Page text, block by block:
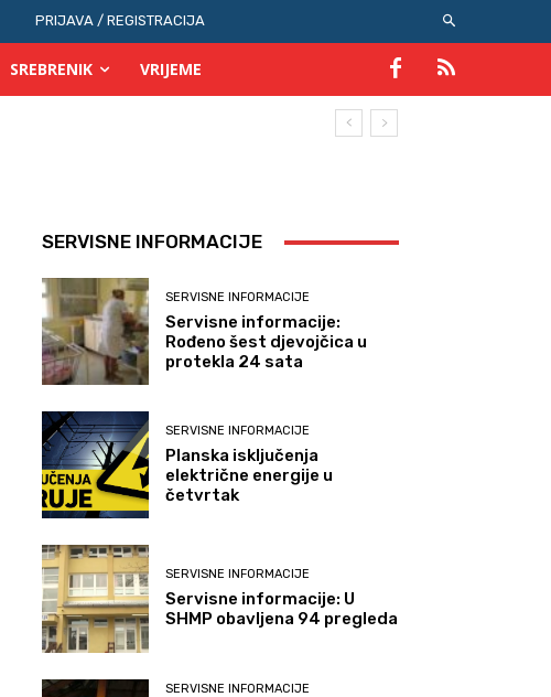
PRIJAVA / REGISTRACIJA
SREBRENIK VRIJEME
SERVISNE INFORMACIJE
SERVISNE INFORMACIJE
Servisne informacije:
Rođeno šest djevojčica u
protekla 24 sata
SERVISNE INFORMACIJE
Planska isključenja
električne energije u
četvrtak
SERVISNE INFORMACIJE
Servisne informacije: U
SHMP obavljena 94 pregleda
SERVISNE INFORMACIJE